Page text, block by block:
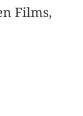
Films,